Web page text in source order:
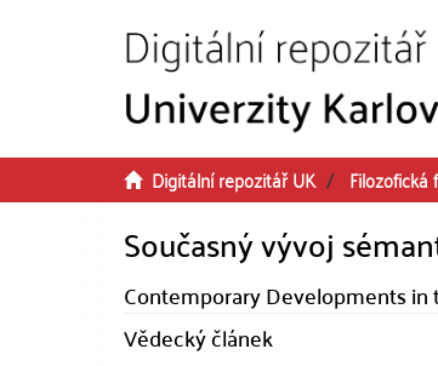
Digitální repozitář UK Filozofická
Současný vývoj
Contemporary Developments
Vědecký článek